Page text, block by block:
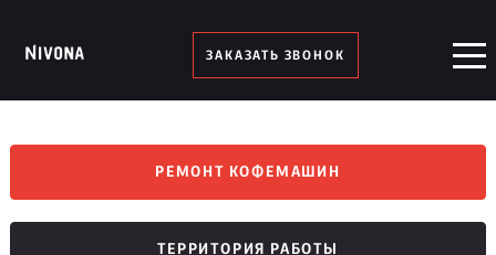
ЗАКАЗАТЬ ЗВОНОК
РЕМОНТ КОФЕМАШИН
ТЕРРИТОРИЯ РАБОТЫ